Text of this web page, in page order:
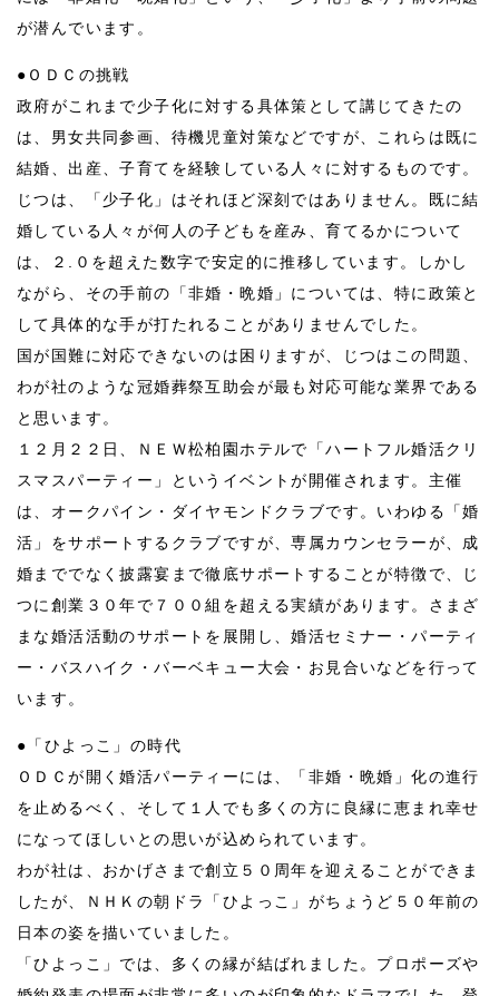
が潜んでいます。
●ＯＤＣの挑戦
政府がこれまで少子化に対する具体策として講じてきたの
は、男女共同参画、待機児童対策などですが、これらは既に
結婚、出産、子育てを経験している人々に対するものです。
じつは、「少子化」はそれほど深刻ではありません。既に結
婚している人々が何人の子どもを産み、育てるかについて
は、２.０を超えた数字で安定的に推移しています。しかし
ながら、その手前の「非婚・晩婚」については、特に政策と
して具体的な手が打たれることがありませんでした。
国が国難に対応できないのは困りますが、じつはこの問題、
わが社のような冠婚葬祭互助会が最も対応可能な業界である
と思います。
１２月２２日、ＮＥＷ松柏園ホテルで「ハートフル婚活クリ
スマスパーティー」というイベントが開催されます。主催
は、オークパイン・ダイヤモンドクラブです。いわゆる「婚
活」をサポートするクラブですが、専属カウンセラーが、成
婚まででなく披露宴まで徹底サポートすることが特徴で、じ
つに創業３０年で７００組を超える実績があります。さまざ
まな婚活活動のサポートを展開し、婚活セミナー・パーティ
ー・バスハイク・バーベキュー大会・お見合いなどを行って
います。
●「ひよっこ」の時代
ＯＤＣが開く婚活パーティーには、「非婚・晩婚」化の進行
を止めるべく、そして１人でも多くの方に良縁に恵まれ幸せ
になってほしいとの思いが込められています。
わが社は、おかげさまで創立５０周年を迎えることができま
したが、ＮＨＫの朝ドラ「ひよっこ」がちょうど５０年前の
日本の姿を描いていました。
「ひよっこ」では、多くの縁が結ばれました。プロポーズや